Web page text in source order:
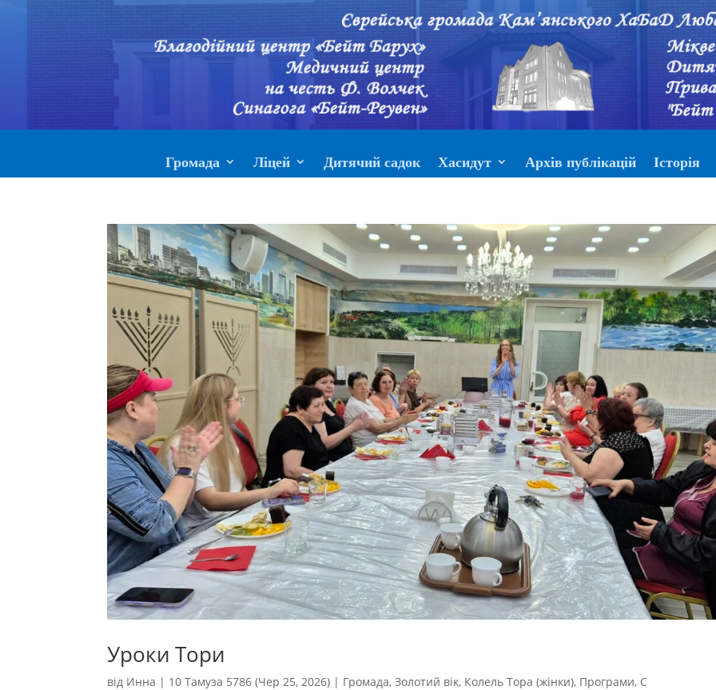
Громада Ліцей Дитячий садок Хасидут Архів публікацій Історія
Уроки Тори
від Инна | 10 Тамуза 5786 (Чер 25, 2026) | Громада,Золотий вік, Колель Тора (жінки), Програми, С